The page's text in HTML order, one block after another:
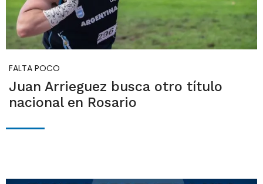
FALTA POCO
Juan Arrieguez busca otro título
nacional en Rosario